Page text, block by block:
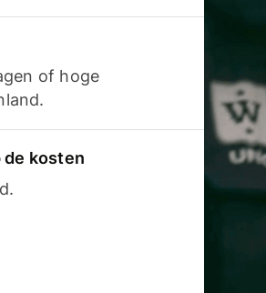
of hoge
de kosten